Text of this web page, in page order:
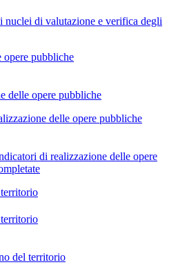
nuclei di valutazione e verifica degli
pubbliche
delle opere pubbliche
delle opere pubbliche
di realizzazione delle opere
del territorio